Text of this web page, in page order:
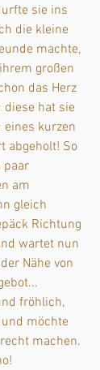
sie ins
die kleine
machte,
großen
das Herz
diese hat sie
kurzen
abgeholt! So
paar
am
gleich
Richtung
wartet nun
Nähe von
fröhlich,
möchte
machen.